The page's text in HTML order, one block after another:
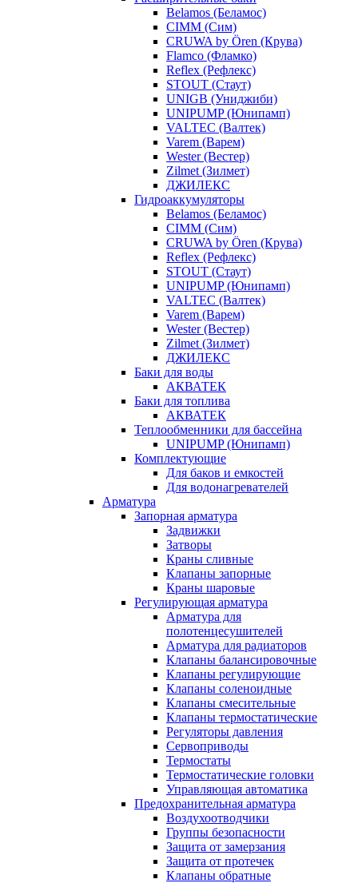
Belamos (Беламос)
CIMM (Сим)
CRUWA by Ören (Крува)
Flamco (Фламко)
Reflex (Рефлекс)
STOUT (Стаут)
UNIGB (Униджиби)
UNIPUMP (Юнипамп)
VALTEC (Валтек)
Varem (Варем)
Wester (Вестер)
Zilmet (Зилмет)
ДЖИЛЕКС
Гидроаккумуляторы
Belamos (Беламос)
CIMM (Сим)
CRUWA by Ören (Крува)
Reflex (Рефлекс)
STOUT (Стаут)
UNIPUMP (Юнипамп)
VALTEC (Валтек)
Varem (Варем)
Wester (Вестер)
Zilmet (Зилмет)
ДЖИЛЕКС
Баки для воды
АКВАТЕК
Баки для топлива
АКВАТЕК
Теплообменники для бассейна
UNIPUMP (Юнипамп)
Комплектующие
Для баков и емкостей
Для водонагревателей
Арматура
Запорная арматура
Задвижки
Затворы
Краны сливные
Клапаны запорные
Краны шаровые
Регулирующая арматура
Арматура для
полотенцесушителей
Арматура для радиаторов
Клапаны балансировочные
Клапаны регулирующие
Клапаны соленоидные
Клапаны смесительные
Клапаны термостатические
Регуляторы давления
Сервоприводы
Термостаты
Термостатические головки
Управляющая автоматика
Предохранительная арматура
Воздухоотводчики
Группы безопасности
Защита от замерзания
Защита от протечек
Клапаны обратные